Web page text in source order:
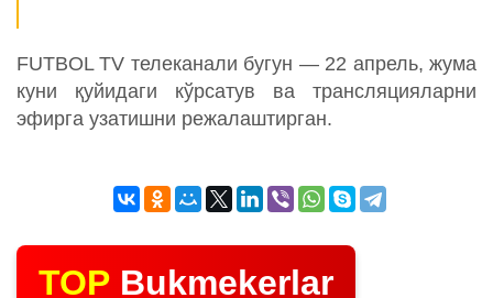
FUTBOL TV телеканали бугун — 22 апрель, жума
куни қуйидаги кўрсатув ва трансляцияларни
эфирга узатишни режалаштирган.
TOP Bukmekerlar